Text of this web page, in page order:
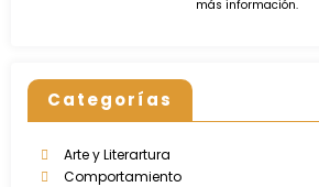
más información.
Categorías
Arte y Literartura
Comportamiento